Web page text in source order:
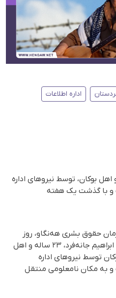
اداره اطلاعات
اهل بوکان، توسط نیروهای ادارە
و با گذشت یک هفته
حقوق بشری هه‌نگاو، روز
شنبە ٢١ تیر ( ١٢ جولای ٢٠٢٥)، ابراهیم جانه‌فرد، ٢٣ سالە و اهل
توسط نیروهای ادارە
و بە مکان نامعلومی منتقل